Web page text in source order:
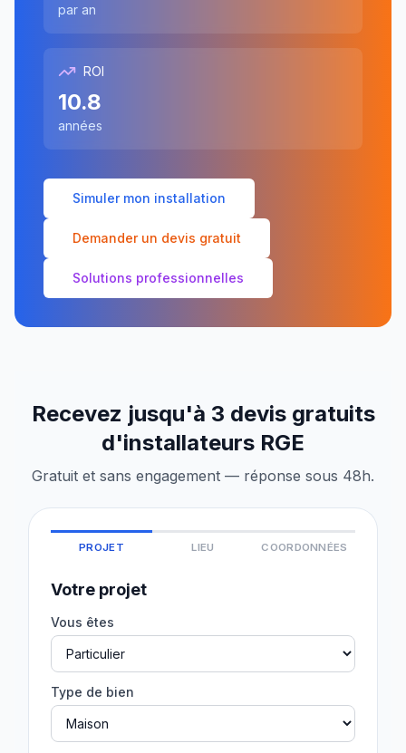
par an
ROI
10.8
années
Simuler mon installation
Demander un devis gratuit
Solutions professionnelles
Recevez jusqu'à 3 devis gratuits
d'installateurs RGE
Gratuit et sans engagement — réponse sous 48h.
PROJET LIEU COORDONNÉES
Votre projet
Vous êtes
Type de bien